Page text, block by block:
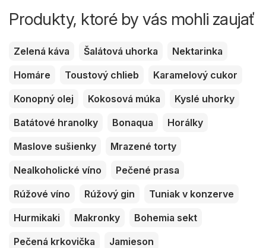
Produkty, ktoré by vás mohli zaujať
Zelená káva Šalátová uhorka
Nektarinka
Homáre
Toustový chlieb
Karamelový cukor
Konopný olej
Kokosová múka
Kyslé uhorky
Batátové hranolky
Bonaqua
Horálky
Maslove sušienky
Mrazené torty
Nealkoholické víno
Pečené prasa
Rúžové víno
Rúžový gin
Tuniak v konzerve
Hurmikaki
Makronky
Bohemia sekt
Pečená krkovička
Jamieson